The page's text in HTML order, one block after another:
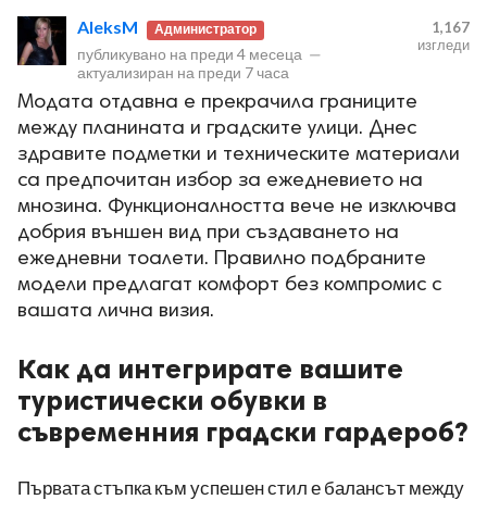
AleksM Администратор
публикувано на преди 4 месеца —
актуализиран на преди 7 часа
1,167
изгледи
Модата отдавна е прекрачила границите
между планината и градските улици. Днес
здравите подметки и техническите материали
са предпочитан избор за ежедневието на
мнозина. Функционалността вече не изключва
добрия външен вид при създаването на
ежедневни тоалети. Правилно подбраните
модели предлагат комфорт без компромис с
вашата лична визия.
Как да интегрирате вашите
туристически обувки в
съвременния градски гардероб?
Първата стъпка към успешен стил е балансът между